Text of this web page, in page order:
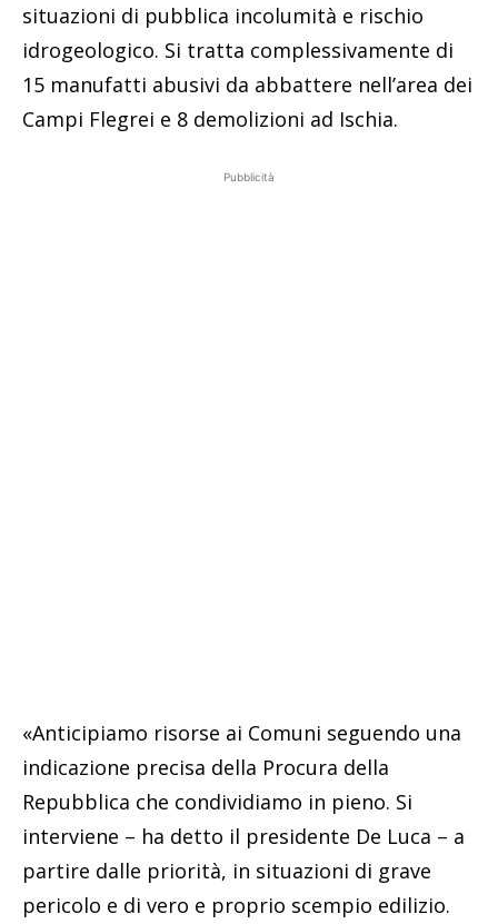
situazioni di pubblica incolumità e rischio
idrogeologico. Si tratta complessivamente di
15 manufatti abusivi da abbattere nell’area dei
Campi Flegrei e 8 demolizioni ad Ischia.
Pubblicità
«Anticipiamo risorse ai Comuni seguendo una
indicazione precisa della Procura della
Repubblica che condividiamo in pieno. Si
interviene – ha detto il presidente De Luca – a
partire dalle priorità, in situazioni di grave
pericolo e di vero e proprio scempio edilizio.